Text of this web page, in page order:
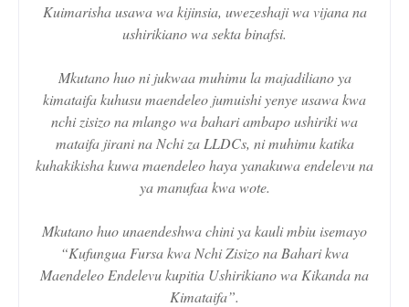
Kuimarisha usawa wa kijinsia, uwezeshaji wa vijana na
ushirikiano wa sekta binafsi.
Mkutano huo ni jukwaa muhimu la majadiliano ya
kimataifa kuhusu maendeleo jumuishi yenye usawa kwa
nchi zisizo na mlango wa bahari ambapo ushiriki wa
mataifa jirani na Nchi za LLDCs, ni muhimu katika
kuhakikisha kuwa maendeleo haya yanakuwa endelevu na
ya manufaa kwa wote.
Mkutano huo unaendeshwa chini ya kauli mbiu isemayo
“Kufungua Fursa kwa Nchi Zisizo na Bahari kwa
Maendeleo Endelevu kupitia Ushirikiano wa Kikanda na
Kimataifa”.